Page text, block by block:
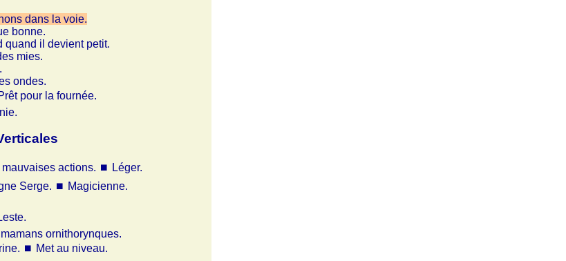
dans la voie.
bonne.
quand il devient petit.
mies.
ondes.
pour la fournée.
mauvaises actions. ⏹ Léger.
Serge. ⏹ Magicienne.
ornithorynques.
⏹ Met au niveau.